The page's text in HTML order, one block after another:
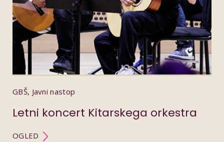
GBŠ, Javni nastop
Letni koncert Kitarskega orkestra
OGLED